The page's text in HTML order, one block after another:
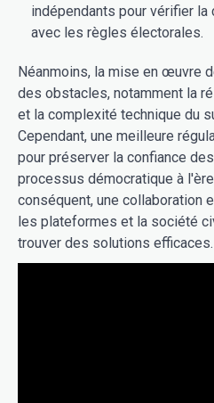
indépendants pour vérifier
avec les règles électorales.
Néanmoins, la mise en œuvre
des obstacles, notamment la
et la complexité technique du
Cependant, une meilleure
pour préserver la confiance
processus démocratique à
conséquent, une collaboration
les plateformes et la société
trouver des solutions efficaces.